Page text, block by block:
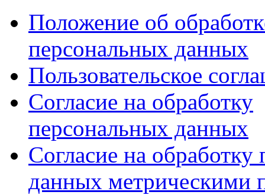
Положение об
персональных данных
Пользовательское
Согласие на обработку
персональных данных
Согласие на обработку
данных метрическими